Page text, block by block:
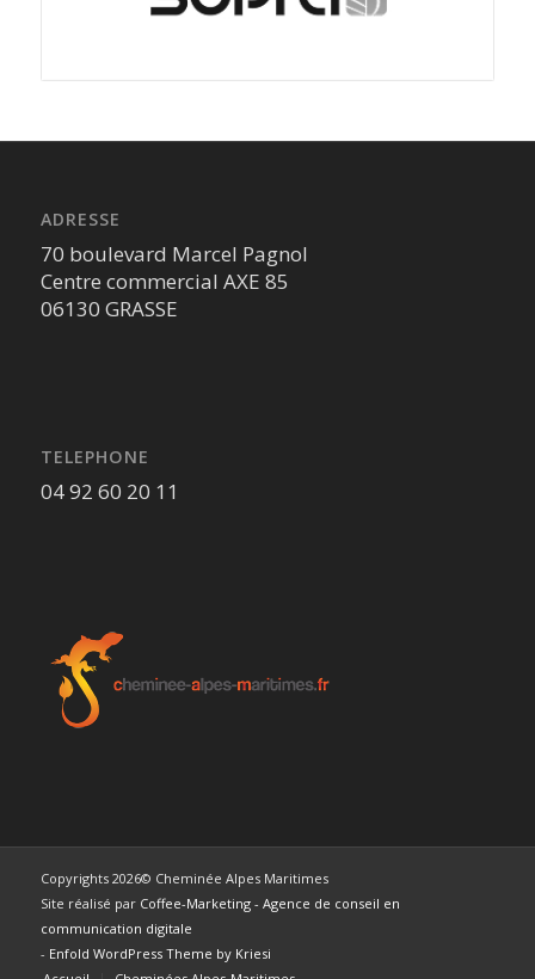
ADRESSE
70 boulevard Marcel Pagnol
Centre commercial AXE 85
06130 GRASSE
TELEPHONE
04 92 60 20 11
Copyrights 2026© Cheminée Alpes Maritimes
Site réalisé par Coffee-Marketing - Agence de conseil en
communication digitale
- Enfold WordPress Theme by Kriesi